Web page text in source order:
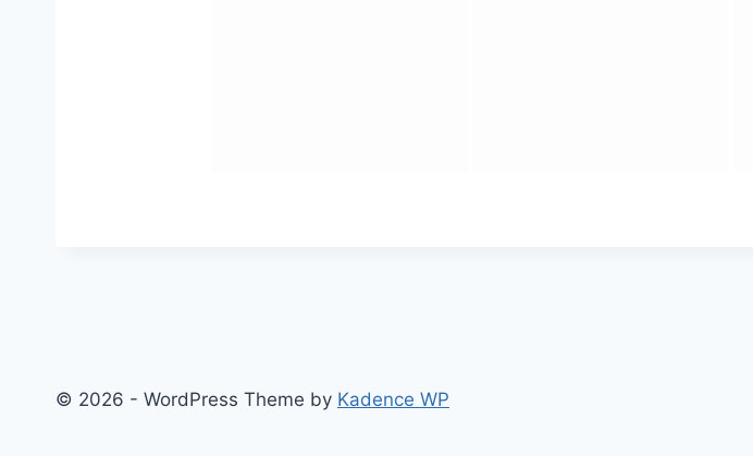
© 2026 - WordPress Theme by Kadence WP